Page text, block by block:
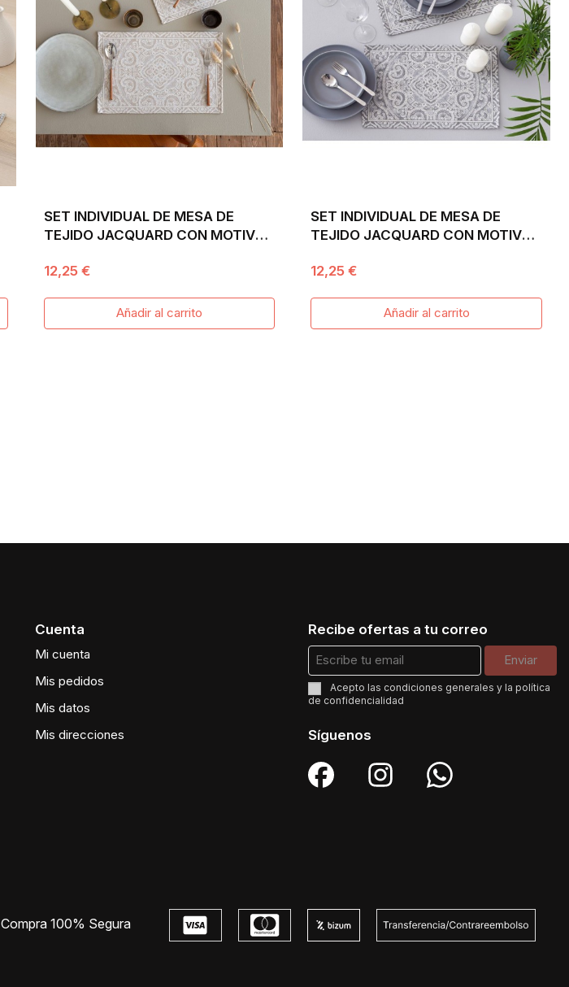
SET INDIVIDUAL DE MESA DE
TEJIDO JACQUARD CON MOTIVOS
MYKONOS C4
12,25 €
Añadir al carrito
SET INDIVIDUAL DE MESA DE
TEJIDO JACQUARD CON MOTIVOS
MYKONOS C6
12,25 €
Añadir al carrito
Cuenta
Mi cuenta
Mis pedidos
Mis datos
Mis direcciones
Recibe ofertas a tu correo
Acepto las condiciones generales y la política
de confidencialidad
Síguenos
Compra 100% Segura